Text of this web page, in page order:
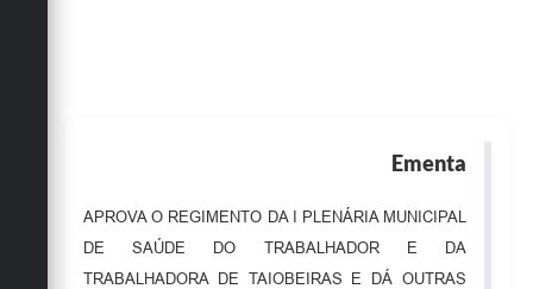
Links
Ementa
APROVA O REGIMENTO DA I PLENÁRIA MUNICIPAL
DE SAÚDE DO TRABALHADOR E DA
TRABALHADORA DE TAIOBEIRAS E DÁ OUTRAS